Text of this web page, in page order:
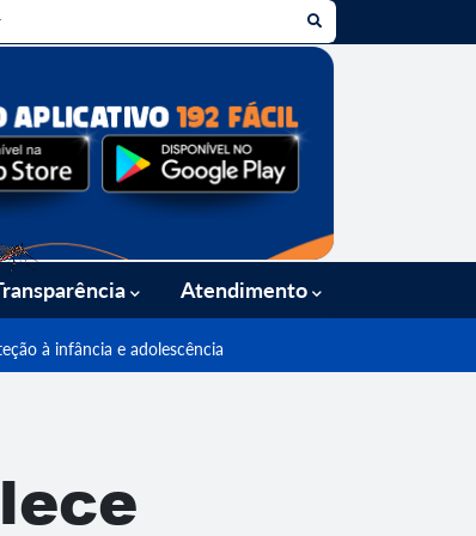
Atendimento
à infância e adolescência